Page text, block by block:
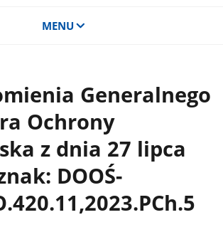
MENU
Generalnego
Ochrony
z dnia 27 lipca
DOOŚ-